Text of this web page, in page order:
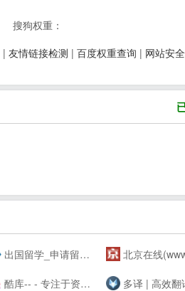
搜狗权重：
| 友情链接检测 | 百度权重查询 | 网站安
出国留学_申请留学指导_专业的留学咨询中介-启德教育 北京在线(www.bjol.com.cn) - 东方在线-北京城市网-北京之窗-北京城市
酷库-- - 专注于资源分享的blog 多译 | 高效翻译必备工具 - 免费文档在线翻译 百